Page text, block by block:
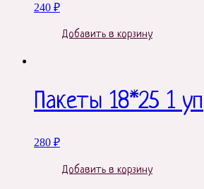
240 ₽
Добавить в корзину
Пакеты 18*25 1 уп
280 ₽
Добавить в корзину